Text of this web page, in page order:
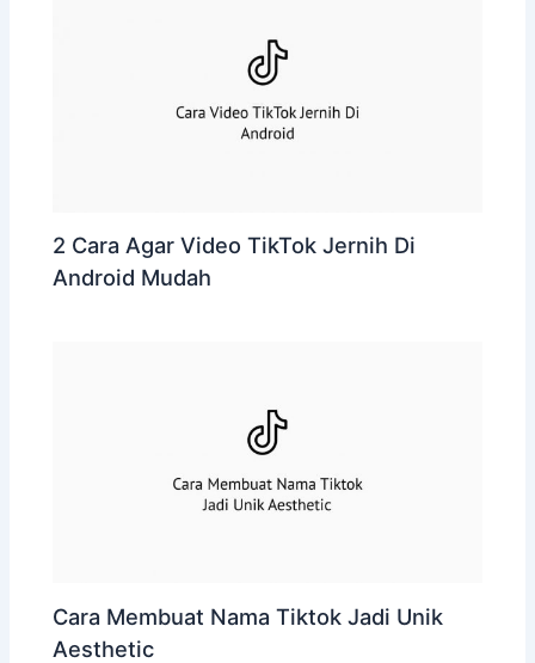
2 Cara Agar Video TikTok Jernih Di
Android Mudah
Cara Membuat Nama Tiktok Jadi Unik
Aesthetic